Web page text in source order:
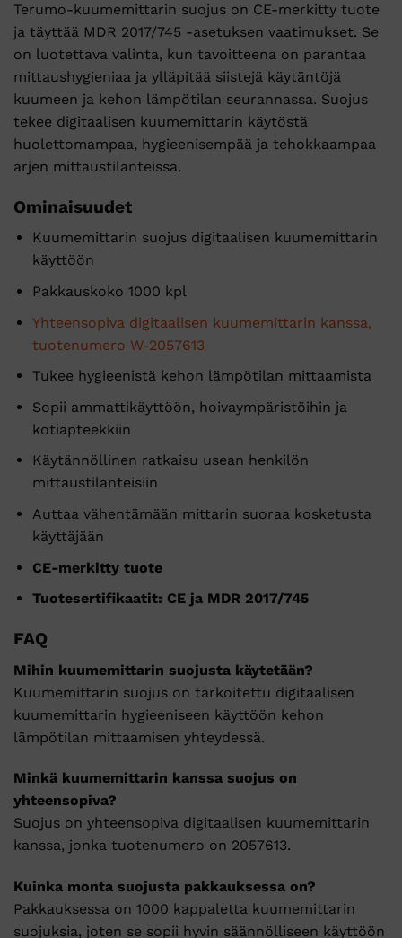
Terumo-kuumemittarin suojus on CE-merkitty tuote
ja täyttää MDR 2017/745 -asetuksen vaatimukset. Se
on luotettava valinta, kun tavoitteena on parantaa
mittaushygieniaa ja ylläpitää siistejä käytäntöjä
kuumeen ja kehon lämpötilan seurannassa. Suojus
tekee digitaalisen kuumemittarin käytöstä
huolettomampaa, hygieenisempää ja tehokkaampaa
arjen mittaustilanteissa.
Ominaisuudet
Kuumemittarin suojus digitaalisen kuumemittarin
käyttöön
Pakkauskoko 1000 kpl
Yhteensopiva digitaalisen kuumemittarin kanssa,
tuotenumero W-2057613
Tukee hygieenistä kehon lämpötilan mittaamista
Sopii ammattikäyttöön, hoivaympäristöihin ja
kotiapteekkiin
Käytännöllinen ratkaisu usean henkilön
mittaustilanteisiin
Auttaa vähentämään mittarin suoraa kosketusta
käyttäjään
CE-merkitty tuote
Tuotesertifikaatit: CE ja MDR 2017/745
FAQ
Mihin kuumemittarin suojusta käytetään?
Kuumemittarin suojus on tarkoitettu digitaalisen
kuumemittarin hygieeniseen käyttöön kehon
lämpötilan mittaamisen yhteydessä.
Minkä kuumemittarin kanssa suojus on
yhteensopiva?
Suojus on yhteensopiva digitaalisen kuumemittarin
kanssa, jonka tuotenumero on 2057613.
Kuinka monta suojusta pakkauksessa on?
Pakkauksessa on 1000 kappaletta kuumemittarin
suojuksia, joten se sopii hyvin säännölliseen käyttöön